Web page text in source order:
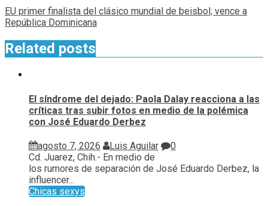
EU primer finalista del clásico mundial de beisbol; vence a
República Dominicana
Related posts
El síndrome del dejado: Paola Dalay reacciona a las
críticas tras subir fotos en medio de la polémica
con José Eduardo Derbez
agosto 7, 2026 Luis Aguilar
0
Cd. Juarez, Chih.- En medio de
los rumores de separación de José Eduardo Derbez, la
influencer...
Chicas sexys